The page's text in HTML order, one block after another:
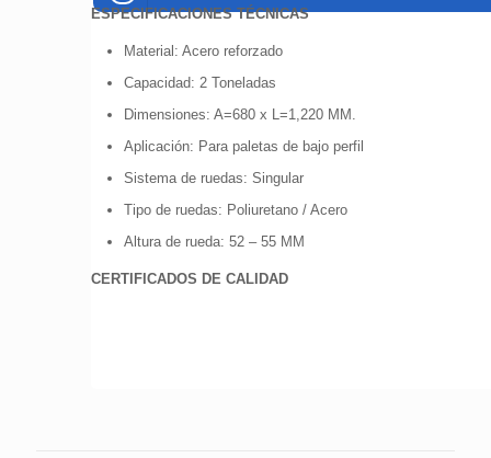
ESPECIFICACIONES TÉCNICAS
Material: Acero reforzado
Capacidad: 2 Toneladas
Dimensiones: A=680 x L=1,220 MM.
Aplicación: Para paletas de bajo perfil
Sistema de ruedas: Singular
Tipo de ruedas: Poliuretano / Acero
Altura de rueda: 52 – 55 MM
CERTIFICADOS DE CALIDAD